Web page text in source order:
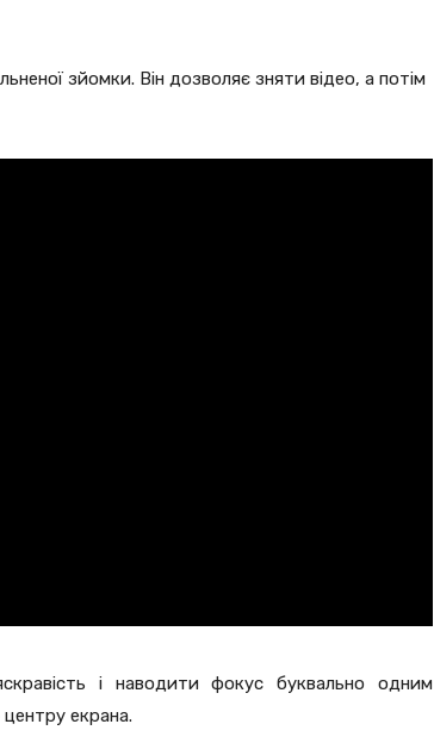
зйомки. Він дозволяє зняти відео, а потім
і наводити фокус буквально одним
екрана.